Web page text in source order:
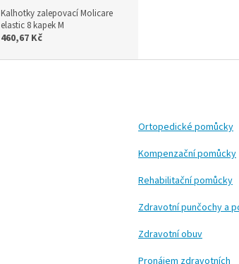
Kalhotky zalepovací Molicare
elastic 8 kapek M
460,67 Kč
Ortopedické pomůcky
Kompenzační pomůcky
Rehabilitační pomůcky
Zdravotní punčochy a
Zdravotní obuv
Pronájem zdravotních